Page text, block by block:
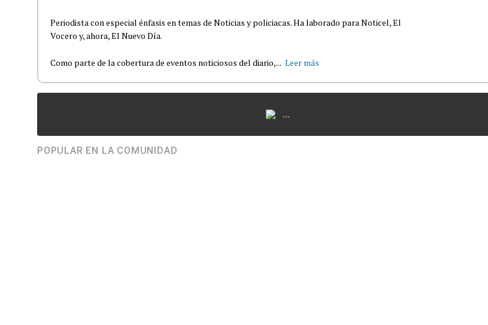
Periodista con especial énfasis en temas de Noticias y policiacas. Ha laborado para Noticel, El
Vocero y, ahora, El Nuevo Día.
Como parte de la cobertura de eventos noticiosos del diario,... Leer más
...
POPULAR EN LA COMUNIDAD